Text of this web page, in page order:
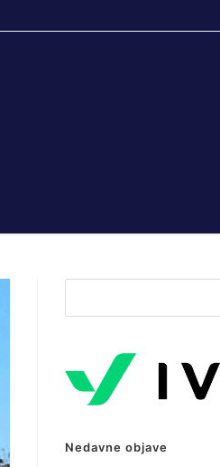
Nedavne objave